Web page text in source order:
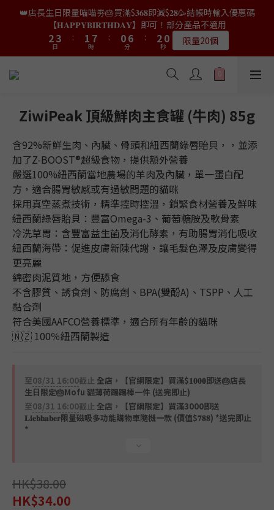
👑店長生日限量喵喵劵🎂買滿$𝟑𝟔𝟖即減$𝟐𝟖🥳結帳時輸入優惠碼
【𝐇𝐀𝐏𝐏𝐘𝐁𝐈𝐑𝐓𝐇𝐃𝐀𝐘】即可！部分產品不適用
4
2
1
5
4
3
2
日
:
3
2
1
0
9
8
7
6
1
時
:
2
1
0
8
7
6
5
0
分
:
3
2
1
0
9
8
7
6
3
1
0
秒 限量20個
👑店長生日限量喵喵劵🎂買滿$𝟑𝟔𝟖即減$𝟐𝟖🥳結帳時輸入優惠碼
【𝐇𝐀𝐏𝐏𝐘𝐁𝐈𝐑𝐓𝐇𝐃𝐀𝐘】即可！部分產品不適用
4
2
1
5
4
3
2
日
:
3
2
1
0
9
8
7
6
1
時
:
2
1
0
8
7
6
5
0
分
:
3
2
1
0
9
8
7
6
3
1
0
秒 限量20個
👑店長生日限定🎂官網滿$𝟔𝟎𝟎｜$𝟏𝟎𝟎𝟎｜$𝟏𝟓𝟎𝟎✨即送罐罐/凍乾/玩
具😻貓咪最愛✨𝐌𝐎𝐅𝐔貓薄荷踢踢棒🎀
8
7
6
5
1
0
9
8
7
6
1
7
6
5
4
06
5
3
2
1
0
6
5
4
39
5
4
2
1
0
7
6
5
4
08
7
5
4
3
2
1
0
✨獨家優惠✨限時第𝟐件半價🔥🇳🇿紐西蘭𝐋𝐨𝐯𝐞𝐚𝐛𝐨𝐰𝐥凍乾生肉貓糧
😻𝟗𝟎%鮮肉內臟🌟𝟏𝟎𝟎%無骨配方✅
9
5
4
3
2
1
0
6
5
4
3
2
1
0
日
:
9
8
4
3
1
0
9
8
7
6
5
4
3
2
1
0
時
:
9
8
7
3
2
1
0
9
8
7
6
5
4
3
2
1
0
分
:
9
8
4
3
2
1
0
9
8
7
6
5
4
3
2
秒 𝟖月𝟑𝟏截止
👑店長生日限量喵喵劵🎂買滿$𝟑𝟔𝟖即減$𝟐𝟖🥳結帳時輸入優惠碼
【𝐇𝐀𝐏𝐏𝐘𝐁𝐈𝐑𝐓𝐇𝐃𝐀𝐘】即可！部分產品不適用
9
8
7
6
5
4
3
2
1
0
9
8
7
6
5
4
3
2
1
0
日
:
8
7
5
4
3
2
1
0
9
8
7
6
5
4
2
1
時
:
7
6
5
4
3
2
1
0
9
8
7
6
5
4
3
0
分
:
8
7
6
5
4
3
2
1
0
9
8
7
6
3
2
1
0
秒 限量20個
ZiwiPeak 頂級鮮肉主食罐 (牛肉) 85g
含92%新鮮生肉、內臟、骨頭和紐西蘭綠唇貽貝，，並添
加了Z-BOOST®超級食物，提供額外營養
嚴選100%紐西蘭當地農場的羊肉及內臟，單一蛋白配
方，適合腸胃敏感或有過敏問題的貓咪
採用真空蒸煮技術，精準控時控溫，鎖緊食材營養及鮮味
紐西蘭綠唇貽貝：豐富Omega-3、葡萄糖胺及軟骨素
冷洗草胃：含豐富益生菌及消化酵素，有助腸胃消化吸收
紐西蘭海帶：促進皮膚新陳代謝，讓毛髮色澤及皮膚變得
更亮麗
綿密肉泥質地，方便舔食
不含膠質、誘食劑、防腐劑、BPA(雙酚A)、TSPP、人工
黏合劑
符合美國AAFCO營養標準，適合所有年齡的貓咪
🇳🇿 100％紐西蘭製造
至08/31 16:00截止 全店，【官網限定】買滿$𝟏𝟎𝟎𝟎即送🎂店長
生日限定🎂Mofu 貓薄荷踢踢棒一件 (送完即止)
至08/31 16:00截止 全店，【官網限定】買滿3000即送
𝐋𝐢𝐞𝐛𝐡𝐚𝐛𝐞𝐫限量磁吸多功能購物車隨機一款 (價值$𝟕𝟖𝟖) *送完即止
*
HK$38.00
HK$34.00